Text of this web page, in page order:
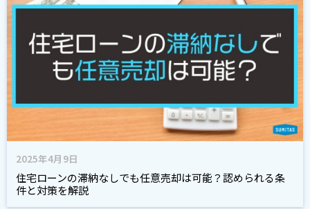
2025年4月9日
住宅ローンの滞納なしでも任意売却は可能？認められる条
件と対策を解説